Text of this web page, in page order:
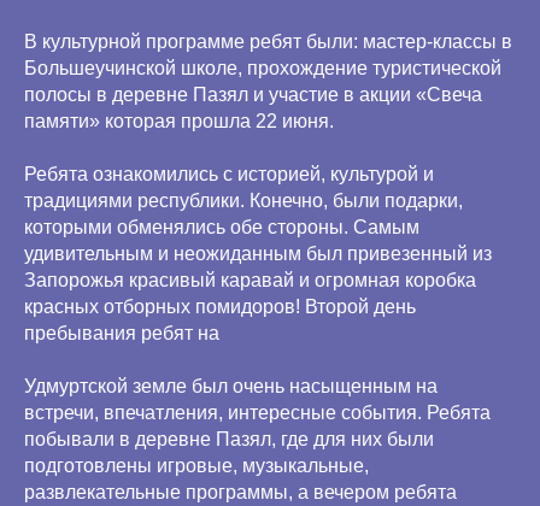
В культурной программе ребят были: мастер-классы в
Большеучинской школе, прохождение туристической
полосы в деревне Пазял и участие в акции «Свеча
памяти» которая прошла 22 июня.
Ребята ознакомились с историей, культурой и
традициями республики. Конечно, были подарки,
которыми обменялись обе стороны. Самым
удивительным и неожиданным был привезенный из
Запорожья красивый каравай и огромная коробка
красных отборных помидоров! Второй день
пребывания ребят на
Удмуртской земле был очень насыщенным на
встречи, впечатления, интересные события. Ребята
побывали в деревне Пазял, где для них были
подготовлены игровые, музыкальные,
развлекательные программы, а вечером ребята